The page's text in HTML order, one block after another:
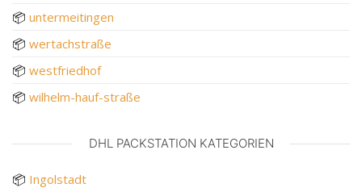
📦 untermeitingen
📦 wertachstraße
📦 westfriedhof
📦 wilhelm-hauf-straße
DHL PACKSTATION KATEGORIEN
📦 Ingolstadt